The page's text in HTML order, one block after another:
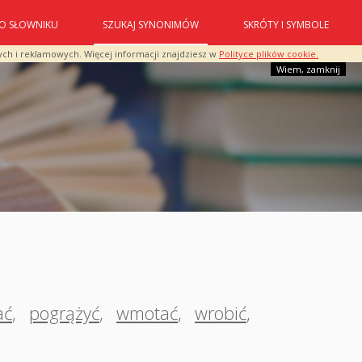
i reklamowych. Więcej informacji znajdziesz w Polityce plików cookie.
Wiem, zamknij
O SŁOWNIKU SZUKAJ SYNONIMÓW SKRÓTY I SYMBOLE
, pogrążyć, wmotać, wrobić,